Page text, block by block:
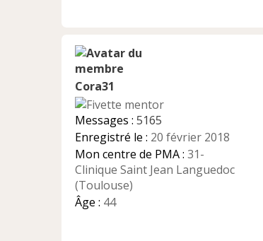
Cora31
Messages : 5165
Enregistré le : 20 février 2018
Mon centre de PMA : 31-
Clinique Saint Jean Languedoc
(Toulouse)
Âge : 44